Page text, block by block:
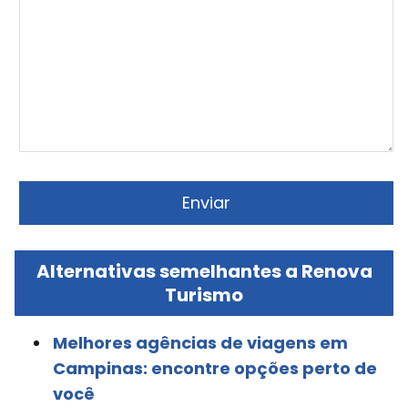
Alternativas semelhantes a Renova
Turismo
Melhores agências de viagens em
Campinas: encontre opções perto de
você